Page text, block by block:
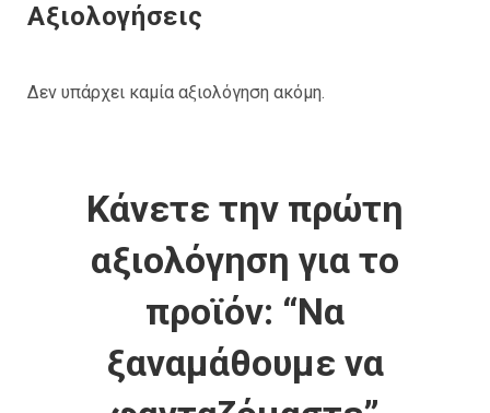
Αξιολογήσεις
Δεν υπάρχει καμία αξιολόγηση ακόμη.
Κάνετε την πρώτη
αξιολόγηση για το
προϊόν: “Να
ξαναμάθουμε να